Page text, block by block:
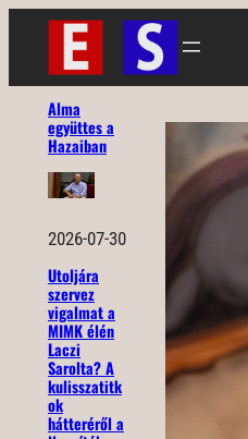
Ugrás
tartalomhoz
Alma
együttes a
Hazaiban
2026-07-30
Utoljára
szervez
vigalmat a
MIMK élén
Laczi
Sarolta? A
kulisszatitk
ok
hátteréről a